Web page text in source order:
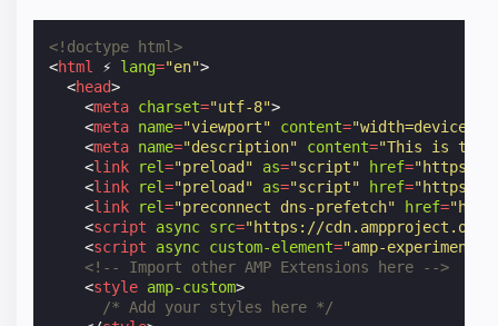
<!doctype html>
<html ⚡ lang="en">
<head>
<meta charset="utf-8">
<meta name="viewport" content="width=device-
<meta name="description" content="This is the
<link rel="preload" as="script" href="https://
<link rel="preload" as="script" href="https://
<link rel="preconnect dns-prefetch" href=
<script async src="https://
<script async custom-element="amp-experiment"
<!-- Import other AMP Extensions here -->
<style amp-custom>
/* Add your styles here */